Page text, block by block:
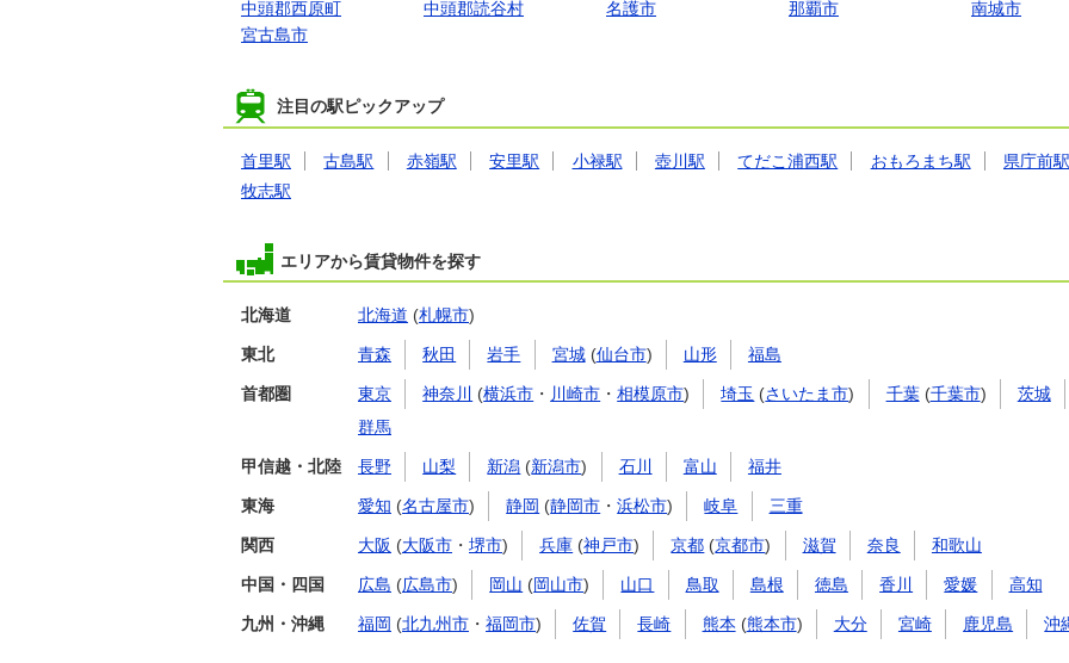
中頭郡西原町
中頭郡読谷村 名護市 那覇市
南城市
宮古島市
注目の駅ピックアップ
首里駅 古島駅 赤嶺駅 安里駅 小禄駅 壺川駅 てだこ浦西駅 おもろまち駅
県庁前駅
牧志駅
エリアから賃貸物件を探す
北海道 北海道 (札幌市)
東北 青森 秋田 岩手 宮城(仙台市) 山形 福島
首都圏 東京 神奈川 (横浜市 ・ 川崎市 ・相模原市) 埼玉 (さいたま市) 千葉(千葉市) 茨城
群馬
甲信越・北陸 長野 山梨 新潟 (新潟市) 石川 富山 福井
東海 愛知 (名古屋市) 静岡 (静岡市 ・浜松市) 岐阜 三重
関西 大阪 (大阪市 ・ 堺市) 兵庫 (神戸市) 京都 (京都市) 滋賀 奈良 和歌山
中国・四国 広島 (広島市) 岡山 (岡山市) 山口 鳥取 島根 徳島 香川 愛媛 高知
九州・沖縄 福岡 (北九州市 ・ 福岡市) 佐賀 長崎 熊本 (熊本市) 大分 宮崎 鹿児島 沖